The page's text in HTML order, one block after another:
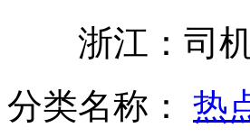
曝潘粤明疑似赌场照片 讲电话
浙江：司机
分类名称： 热